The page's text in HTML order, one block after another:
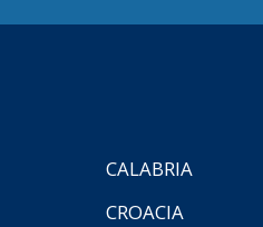
CALABRIA
CROACIA